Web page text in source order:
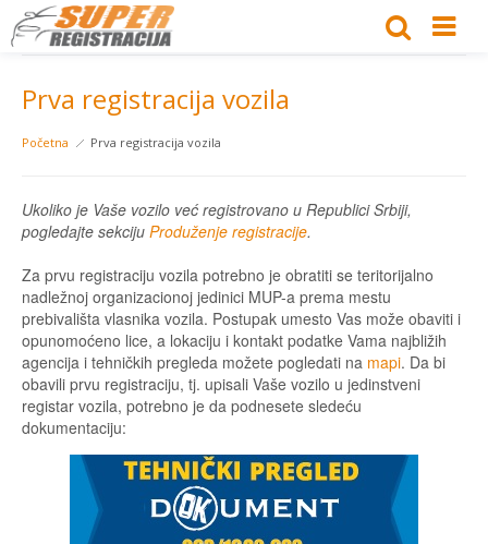
Prva registracija vozila
Početna Prva registracija vozila
Ukoliko je Vaše vozilo već registrovano u Republici Srbiji,
pogledajte sekciju Produženje registracije.
Za prvu registraciju vozila potrebno je obratiti se teritorijalno
nadležnoj organizacionoj jedinici MUP-a prema mestu
prebivališta vlasnika vozila. Postupak umesto Vas može obaviti i
opunomoćeno lice, a lokaciju i kontakt podatke Vama najbližih
agencija i tehničkih pregleda možete pogledati na mapi. Da bi
obavili prvu registraciju, tj. upisali Vaše vozilo u jedinstveni
registar vozila, potrebno je da podnesete sledeću
dokumentaciju: